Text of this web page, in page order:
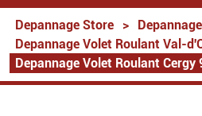
Depannage Store >
Depannage Volet Roulant Val-
Depannage Volet Roulant Cergy